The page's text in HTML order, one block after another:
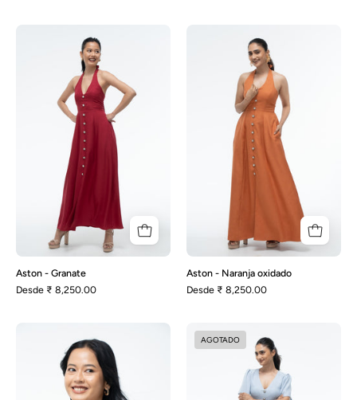
Aston
-
Granate
Aston - Granate
Desde ₹ 8,250.00
-
Naranja
oxidado
Aston - Naranja oxidado
Desde ₹ 8,250.00
-
Beige
-
Azul
polvoriento
AGOTADO